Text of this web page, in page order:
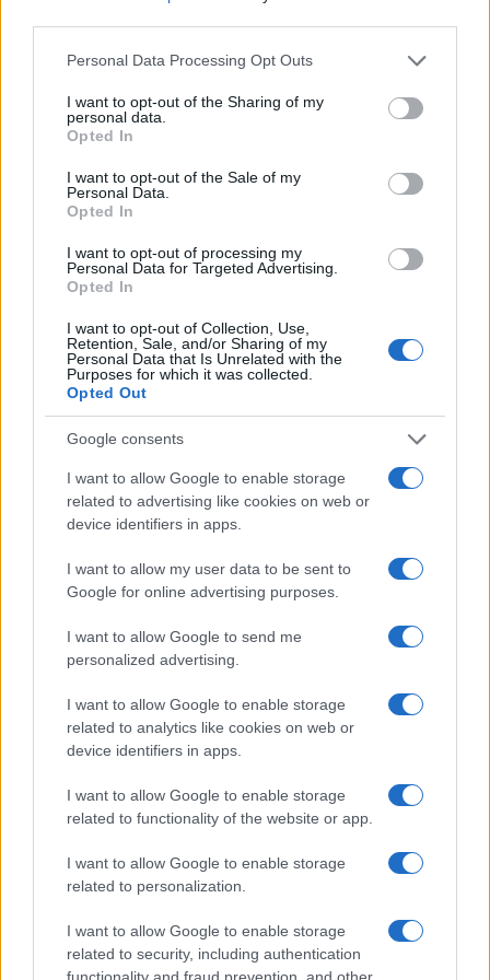
Please note that this website/app uses one or more Google
not limited to your visit or usage behaviour. You may click to
grant or deny consent to Google and its third-party tags to
use your data for below specified purposes in below Google
consent section.
Personal Data Processing Opt Outs
I want to opt-out of the Sharing of my
personal data.
Opted In
I want to opt-out of the Sale of my
Personal Data.
Opted In
I want to opt-out of processing my
Personal Data for Targeted Advertising.
Opted In
I want to opt-out of Collection, Use,
Retention, Sale, and/or Sharing of my
Personal Data that Is Unrelated with the
Purposes for which it was collected.
Opted Out
Google consents
I want to allow Google to enable storage
related to advertising like cookies on web or
device identifiers in apps.
I want to allow my user data to be sent to
Google for online advertising purposes.
I want to allow Google to send me
personalized advertising.
I want to allow Google to enable storage
related to analytics like cookies on web or
device identifiers in apps.
I want to allow Google to enable storage
related to functionality of the website or app.
I want to allow Google to enable storage
related to personalization.
I want to allow Google to enable storage
related to security, including authentication
functionality and fraud prevention, and other
Ključne besede: bolnica dihala
Vlom v hišo pri Slovenj Gradcu,
lastniki ostali brez orodja in
modema
Od 11. avgusta popolna zapora
ceste Falorn–Sv. Primož
Kovinska ograja po meri: kako
izbrati material, polnilo in
Z vlakom po Koroški: Manj
Obvestila
Izklop elektrike: 424. Nadzorništvo Vuzenica - Območje Orlice
pred 9 urami
Izklop elektrike: 421. Nadzorništvo Ravne - Območje Podkraj
pred 9 urami
Izklop elektrike: 423. Nadzorništvo Vuzenica - Območje Mute
Izklop elektrike: 422. Nadzorništvo Vuzenica - Območje
Vuhreda
Izklop elektrike: 420. Nadzorništvo Vuzenica - Območje
Spodnja Vižinga, Vas, Št. Janž nad Radljami, Suhi Vrh, Dobrava